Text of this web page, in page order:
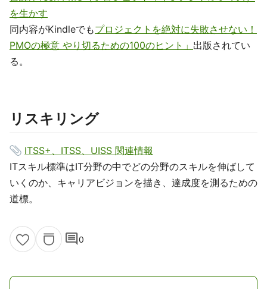
を生かす
同内容がKindleでもプロジェクトを絶対に失敗させない！
PMOの極意 やり切るための100のヒント」 出版されてい
る。
リスキリング
ITSS+、ITSS、UISS 関連情報
ITスキル標準はIT分野の中でどの分野のスキルを伸ばして
いくのか、キャリアビジョンを描き、達成度を測るための
道標。
comment0